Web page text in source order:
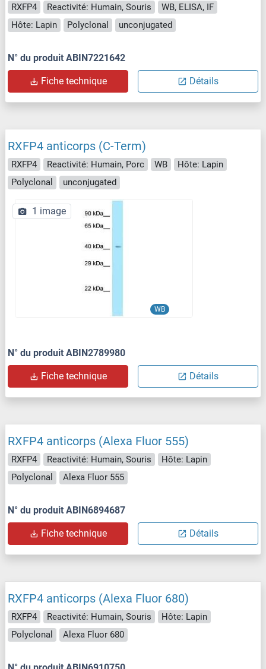
RXFP4 Reactivité: Humain, Souris
WB, ELISA, IF
Hôte: Lapin
Polyclonal unconjugated
N° du produit ABIN7221642
Fiche technique Détails
RXFP4 anticorps (C-Term)
RXFP4 Reactivité: Humain, Porc WB
Hôte: Lapin
Polyclonal
unconjugated
WB
1 image
N° du produit ABIN2789980
Fiche technique Détails
RXFP4 anticorps (Alexa Fluor 555)
RXFP4 Reactivité: Humain, Souris
Hôte: Lapin
Polyclonal
Alexa Fluor 555
N° du produit ABIN6894687
Fiche technique Détails
RXFP4 anticorps (Alexa Fluor 680)
RXFP4 Reactivité: Humain, Souris
Hôte: Lapin
Polyclonal
Alexa Fluor 680